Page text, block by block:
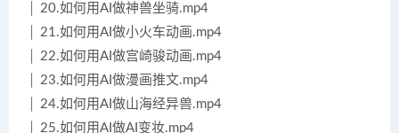
│ 20.如何用AI做神兽坐骑.mp4
│ 21.如何用AI做小火车动画.mp4
│ 22.如何用AI做宫崎骏动画.mp4
│ 23.如何用AI做漫画推文.mp4
│ 24.如何用AI做山海经异兽.mp4
│ 25.如何用AI做AI变妆.mp4